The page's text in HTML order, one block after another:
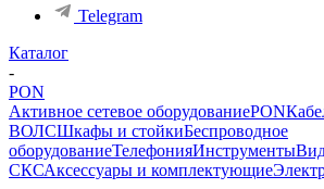
Telegram
Каталог
-
PON
Активное сетевое оборудованиеPON
ВОЛСШкафы и стойкиБеспроводное
оборудованиеТелефонияИнструменты
СКСАксессуары и комплектующие